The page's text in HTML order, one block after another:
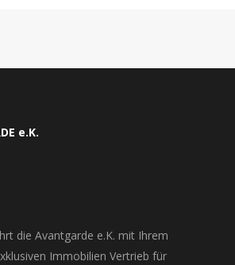
e.K.
die Avantgarde e.K. mit Ihrem
Immobilien Vertrieb für